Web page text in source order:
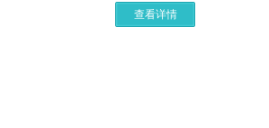
查看详情